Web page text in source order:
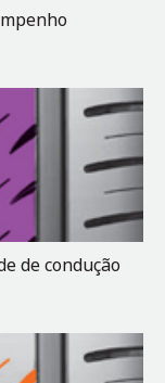
de condução